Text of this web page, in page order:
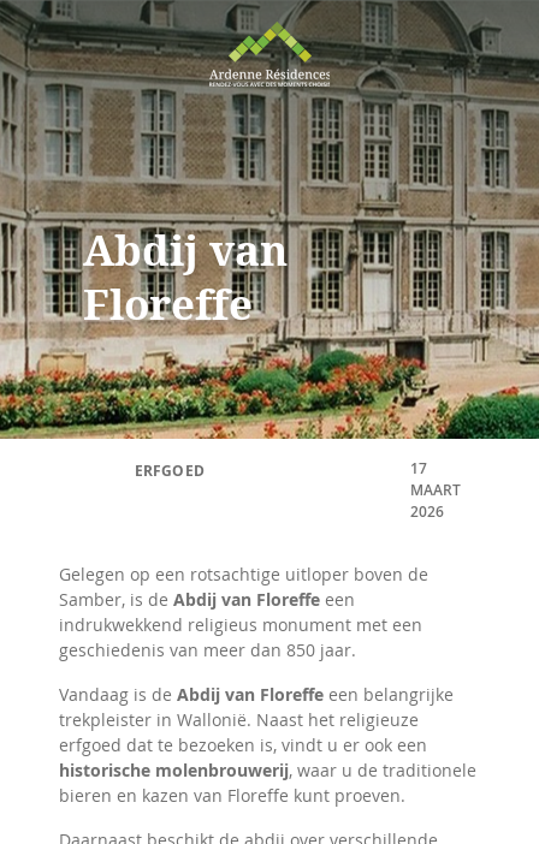
Abdij van
Floreffe
ERFGOED
17
MAART
2026
Gelegen op een rotsachtige uitloper boven de
Samber, is de Abdij van Floreffe een
indrukwekkend religieus monument met een
geschiedenis van meer dan 850 jaar.
Vandaag is de Abdij van Floreffe een belangrijke
trekpleister in Wallonië. Naast het religieuze
erfgoed dat te bezoeken is, vindt u er ook een
historische molenbrouwerij, waar u de traditionele
bieren en kazen van Floreffe kunt proeven.